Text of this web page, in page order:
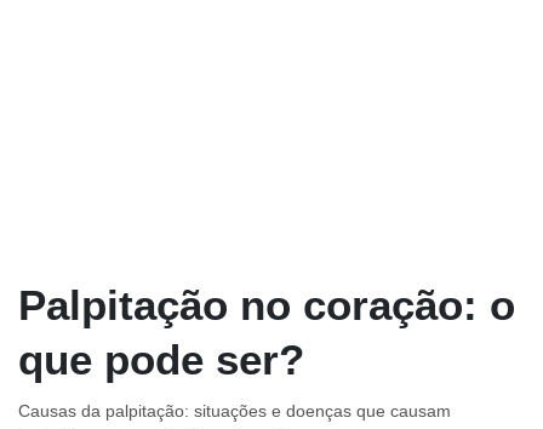
Palpitação no coração: o
que pode ser?
Causas da palpitação: situações e doenças que causam